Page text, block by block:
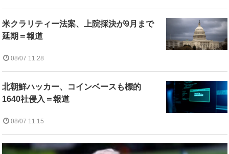
米クラリティー法案、上院採決が9月まで
延期＝報道
08/07 11:28
北朝鮮ハッカー、コインベースも標的
1640社侵入＝報道
08/07 11:15